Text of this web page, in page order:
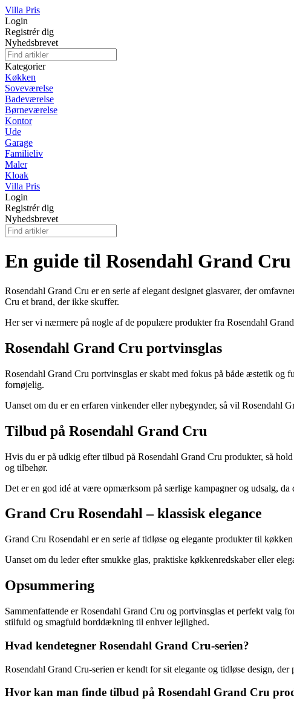
Villa Pris
Login
Registrér dig
Nyhedsbrevet
Kategorier
Køkken
Soveværelse
Badeværelse
Børneværelse
Kontor
Ude
Garage
Familieliv
Maler
Kloak
Villa Pris
Login
Registrér dig
Nyhedsbrevet
En guide til Rosendahl Grand
Rosendahl Grand Cru er en serie af elegant designet glasvarer, der
Cru et brand, der ikke skuffer.
Her ser vi nærmere på nogle af de populære produkter fra Rosendahl
Rosendahl Grand Cru portvinsglas
Rosendahl Grand Cru portvinsglas er skabt med fokus på både æstetik
fornøjelig.
Uanset om du er en erfaren vinkender eller nybegynder, så vil Rosendahl
Tilbud på Rosendahl Grand Cru
Hvis du er på udkig efter tilbud på Rosendahl Grand Cru produkter, så
og tilbehør.
Det er en god idé at være opmærksom på særlige kampagner og udsalg,
Grand Cru Rosendahl – klassisk elegance
Grand Cru Rosendahl er en serie af tidløse og elegante produkter til
Uanset om du leder efter smukke glas, praktiske køkkenredskaber eller
Opsummering
Sammenfattende er Rosendahl Grand Cru og portvinsglas et perfekt valg
stilfuld og smagfuld borddækning til enhver lejlighed.
Hvad kendetegner Rosendahl Grand Cru-serien?
Rosendahl Grand Cru-serien er kendt for sit elegante og tidløse design,
Hvor kan man finde tilbud på Rosendahl Grand Cru